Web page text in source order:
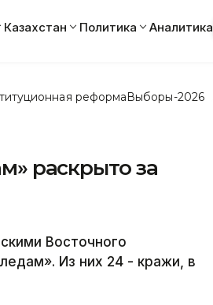
Казахстан Политика Аналитика
реформаВыборы-2026
раскрыто за
Восточного
Из них 24 - кражи, в